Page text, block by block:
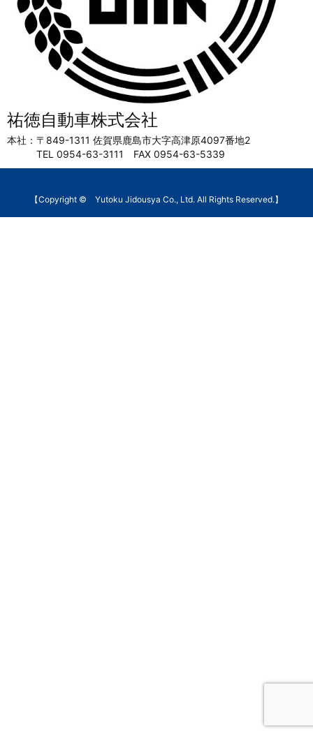
祐徳自動車株式会社
本社：〒849-1311 佐賀県鹿島市大字高津原4097番地2
TEL 0954-63-3111 FAX 0954-63-5339
【Copyright © Yutoku Jidousya Co., Ltd. All Rights Reserved.】